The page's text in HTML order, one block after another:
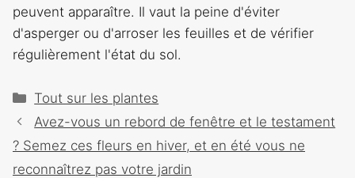
peuvent apparaître. Il vaut la peine d'éviter
d'asperger ou d'arroser les feuilles et de vérifier
régulièrement l'état du sol.
Catégories
Tout sur les plantes
Navigation
des
Avez-vous un rebord de fenêtre et le testament
? Semez ces fleurs en hiver, et en été vous ne
reconnaîtrez pas votre jardin